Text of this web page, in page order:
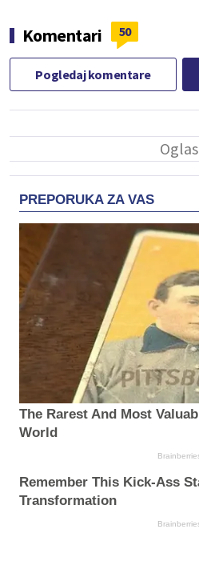
Komentari 50
Pogledaj komentare
PREPORUKA ZA VAS
The Rarest And Most
World
Remember This Kick-Ass
Transformation